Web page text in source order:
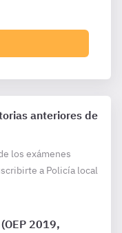
anteriores de
los exámenes
a Policía local
2019,